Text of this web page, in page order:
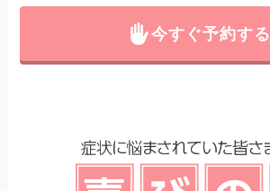
今すぐ予約する